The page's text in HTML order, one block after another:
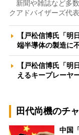
新聞や雑誌など多
クアドバイザーズ代
【戸松信博氏「明
端半導体の製造に
【戸松信博氏「
えるキープレー
田代尚機のチ
中国